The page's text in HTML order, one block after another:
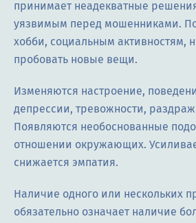
принимает неадекватные
уязвимым перед мошенниками.
хобби, социальным активностям,
пробовать новые вещи.
Изменяются настроение,
депрессии, тревожности,
Появляются необоснованные
отношении окружающих.
снижается эмпатия.
Наличие одного или нескольких
обязательно означает наличие